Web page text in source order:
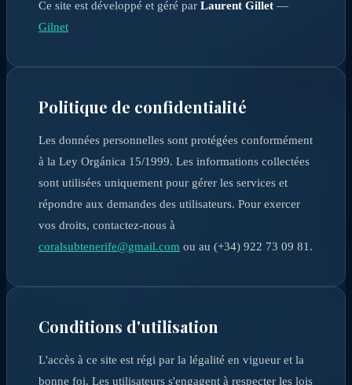
Ce site est développé et géré par Laurent Gillet —
Gilnet
Politique de confidentialité
Les données personnelles sont protégées conformément
à la Ley Orgánica 15/1999. Les informations collectées
sont utilisées uniquement pour gérer les services et
répondre aux demandes des utilisateurs. Pour exercer
vos droits, contactez-nous à
coralsubtenerife@gmail.com ou au (+34) 922 73 09 81.
Conditions d'utilisation
L'accès à ce site est régi par la légalité en vigueur et la
bonne foi. Les utilisateurs s'engagent à respecter les lois